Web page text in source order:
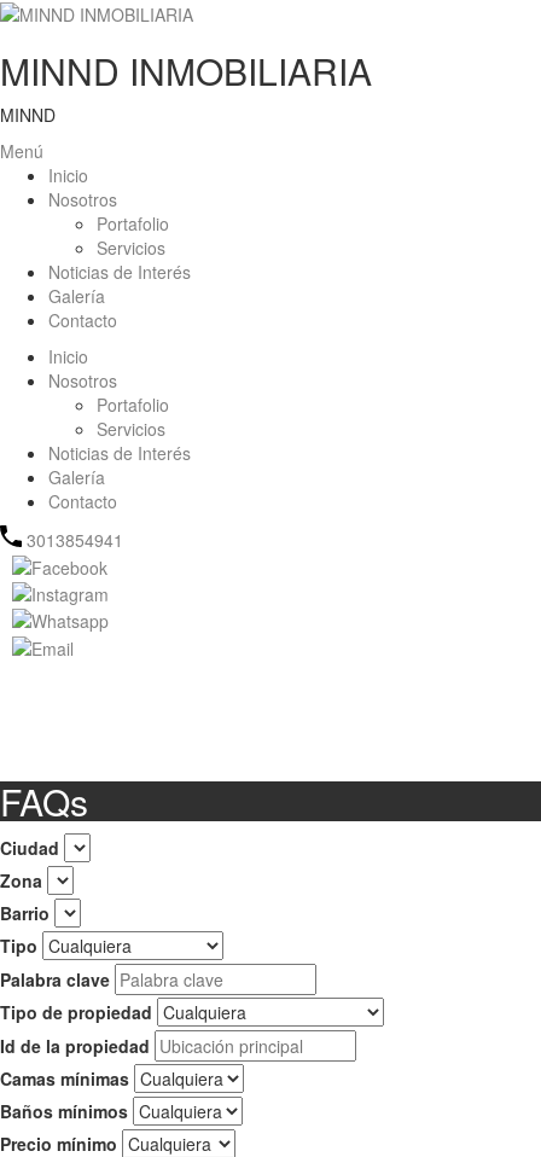
MINND INMOBILIARIA
MINND
Menú
Inicio
Nosotros
Portafolio
Servicios
Noticias de Interés
Galería
Contacto
Inicio
Nosotros
Portafolio
Servicios
Noticias de Interés
Galería
Contacto
3013854941
FAQs
Ciudad
Zona
Barrio
Tipo
Palabra clave
Tipo de propiedad
Id de la propiedad
Camas mínimas
Baños mínimos
Precio mínimo